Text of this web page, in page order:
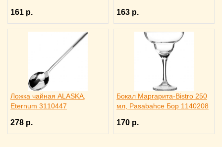
161 р. 163 р.
Ложка чайная ALASKA,
Eternum 3110447
278 р.
Бокал Маргарита-Bistro 250
мл, Pasabahce Бор 1140208
170 р.